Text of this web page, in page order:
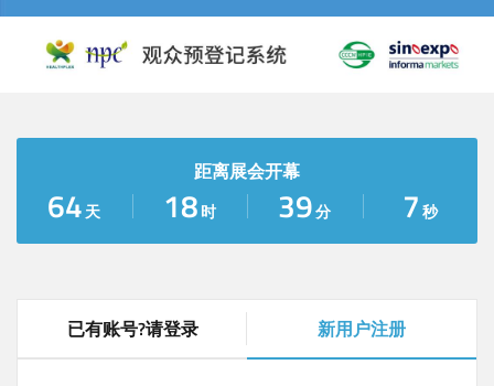
距离展会开幕
64天 18时 39分 7秒
已有账号?请登录 新用户注册
a